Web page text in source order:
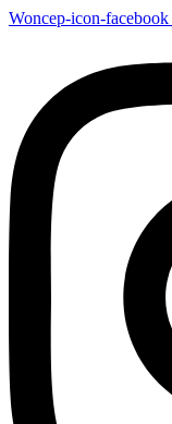
Woncep-icon-facebook